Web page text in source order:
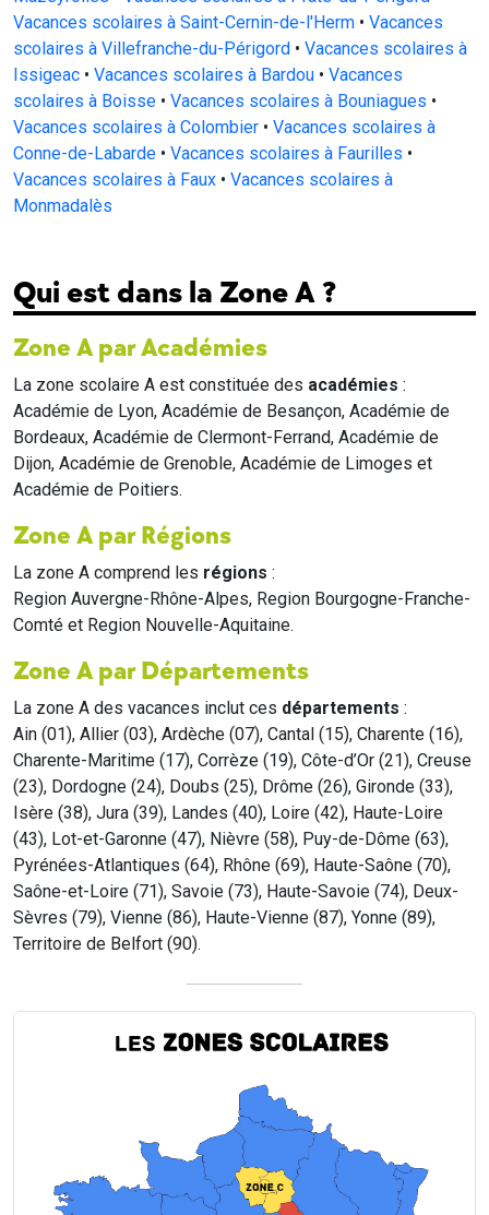
Vacances scolaires à Saint-Cernin-de-l'Herm • Vacances
scolaires à Villefranche-du-Périgord • Vacances scolaires à
Issigeac • Vacances scolaires à Bardou • Vacances
scolaires à Boisse • Vacances scolaires à Bouniagues •
Vacances scolaires à Colombier • Vacances scolaires à
Conne-de-Labarde • Vacances scolaires à Faurilles •
Vacances scolaires à Faux • Vacances scolaires à
Monmadalès
Qui est dans la Zone A ?
Zone A par Académies
La zone scolaire A est constituée des académies :
Académie de Lyon, Académie de Besançon, Académie de
Bordeaux, Académie de Clermont-Ferrand, Académie de
Dijon, Académie de Grenoble, Académie de Limoges et
Académie de Poitiers.
Zone A par Régions
La zone A comprend les régions :
Region Auvergne-Rhône-Alpes, Region Bourgogne-Franche-
Comté et Region Nouvelle-Aquitaine.
Zone A par Départements
La zone A des vacances inclut ces départements :
Ain (01), Allier (03), Ardèche (07), Cantal (15), Charente (16),
Charente-Maritime (17), Corrèze (19), Côte-d’Or (21), Creuse
(23), Dordogne (24), Doubs (25), Drôme (26), Gironde (33),
Isère (38), Jura (39), Landes (40), Loire (42), Haute-Loire
(43), Lot-et-Garonne (47), Nièvre (58), Puy-de-Dôme (63),
Pyrénées-Atlantiques (64), Rhône (69), Haute-Saône (70),
Saône-et-Loire (71), Savoie (73), Haute-Savoie (74), Deux-
Sèvres (79), Vienne (86), Haute-Vienne (87), Yonne (89),
Territoire de Belfort (90).